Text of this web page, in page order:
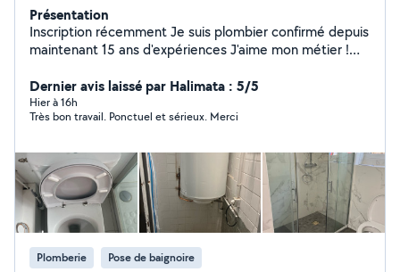
Présentation
Inscription récemment Je suis plombier confirmé depuis
maintenant 15 ans d'expériences J'aime mon métier !
Dernier avis laissé par Halimata : 5/5
Hier à 16h
Très bon travail. Ponctuel et sérieux. Merci
Plomberie Pose de baignoire